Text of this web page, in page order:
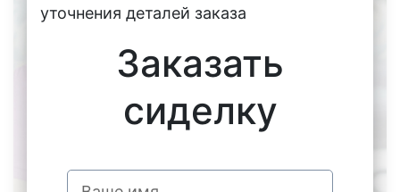
уточнения деталей заказа
Заказать
сиделку